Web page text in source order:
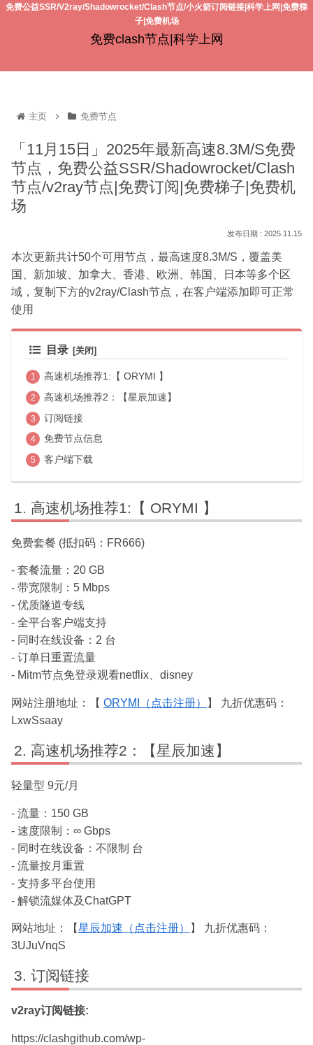
免费公益SSR/V2ray/Shadowrocket/Clash节点/小火箭订阅链接|科学上网|免费梯
子|免费机场
免费clash节点|科学上网
主页 免费节点
「11月15日」2025年最新高速8.3M/S免费
节点，免费公益SSR/Shadowrocket/Clash
节点/v2ray节点|免费订阅|免费梯子|免费机
场
2025.11.15
本次更新共计50个可用节点，最高速度8.3M/S，覆盖美
国、新加坡、加拿大、香港、欧洲、韩国、日本等多个区
域，复制下方的v2ray/Clash节点，在客户端添加即可正常
使用
目录
高速机场推荐1:【 ORYMI 】
高速机场推荐2：【星辰加速】
订阅链接
免费节点信息
客户端下载
高速机场推荐1:【 ORYMI 】
免费套餐 (抵扣码：FR666)
- 套餐流量：20 GB
- 带宽限制：5 Mbps
- 优质隧道专线
- 全平台客户端支持
- 同时在线设备：2 台
- 订单日重置流量
- Mitm节点免登录观看netflix、disney
网站注册地址：【 ORYMI（点击注册）
】 九折优惠码：
LxwSsaay
高速机场推荐2：【星辰加速】
轻量型 9元/月
- 流量：150 GB
- 速度限制：∞ Gbps
- 同时在线设备：不限制 台
- 流量按月重置
- 支持多平台使用
- 解锁流媒体及ChatGPT
网站地址：【星辰加速（点击注册）
】 九折优惠码：
3UJuVnqS
订阅链接
v2ray订阅链接:
https://clashgithub.com/wp-